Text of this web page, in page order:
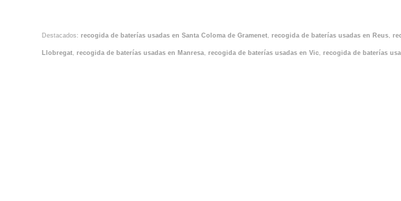
Destacados: recogida de baterías usadas en Santa Coloma de Gramenet recogida de baterías usadas en Reus
Llobregat recogida de baterías usadas en Manresa recogida de baterías usadas en Vic recogida de baterías